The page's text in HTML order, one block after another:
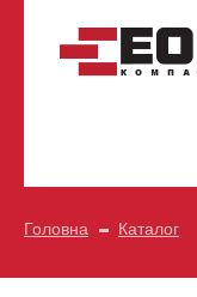
Головна Каталог